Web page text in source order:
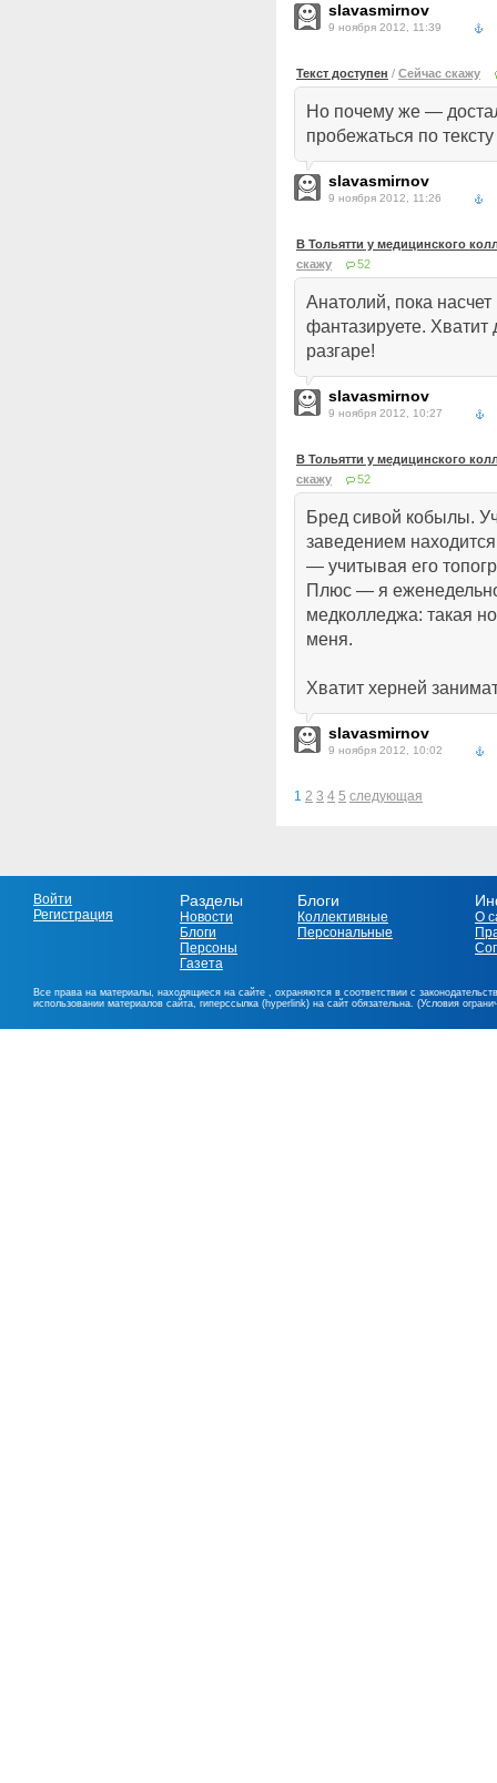
slavasmirnov
9 ноября 2012, 11:39
Текст доступен / Сейчас скажу
Но почему же —
пробежаться по
slavasmirnov
9 ноября 2012, 11:26
В Тольятти у медицинского
скажу
52
Анатолий, пока
фантазируете. Хватит
разгаре!
slavasmirnov
9 ноября 2012, 10:27
В Тольятти у медицинского
скажу
52
Бред сивой кобылы.
заведением
— учитывая его
Плюс — я
медколледжа: такая
меня.
Хватит херней
slavasmirnov
9 ноября 2012, 10:02
1 2 3 4 5 следующая
Войти
Регистрация
Разделы
Новости
Блоги
Персоны
Газета
Блоги
Коллективные
Персональные
О
Все права на материалы, находящиеся на сайте , охраняются в соответствии с
использовании материалов сайта, гиперссылка (hyperlink) на сайт обязательна. (Условия